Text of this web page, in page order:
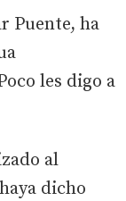
Puente, ha
les digo a
al
dicho